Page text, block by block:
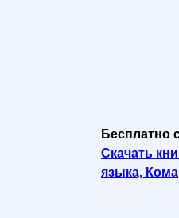
Бесплатно
Скачать
языка,